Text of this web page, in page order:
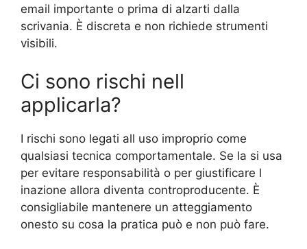
email importante o prima di alzarti dalla
scrivania. È discreta e non richiede strumenti
visibili.
Ci sono rischi nell
applicarla?
I rischi sono legati all uso improprio come
qualsiasi tecnica comportamentale. Se la si usa
per evitare responsabilità o per giustificare l
inazione allora diventa controproducente. È
consigliabile mantenere un atteggiamento
onesto su cosa la pratica può e non può fare.